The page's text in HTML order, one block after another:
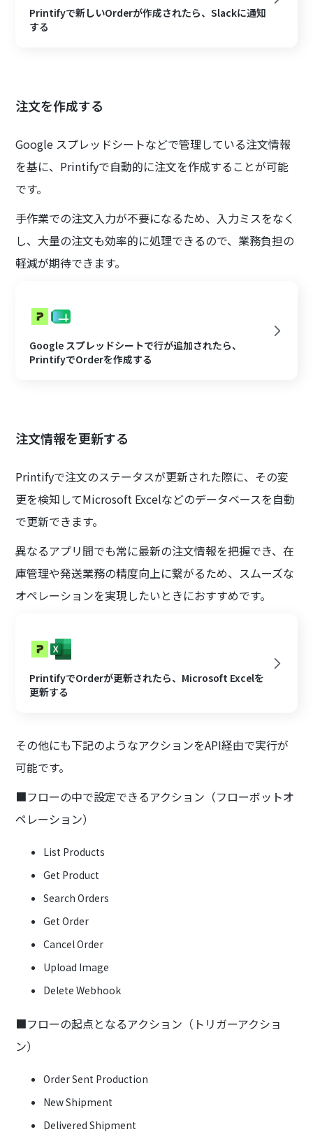
Printifyで新しいOrderが作成されたら、Slackに通知
する
注文を作成する
Google スプレッドシートなどで管理している注文情報
を基に、Printifyで自動的に注文を作成することが可能
です。
手作業での注文入力が不要になるため、入力ミスをなく
し、大量の注文も効率的に処理できるので、業務負担の
軽減が期待できます。
Google スプレッドシートで行が追加されたら、
PrintifyでOrderを作成する
注文情報を更新する
Printifyで注文のステータスが更新された際に、その変
更を検知してMicrosoft Excelなどのデータベースを自動
で更新できます。
異なるアプリ間でも常に最新の注文情報を把握でき、在
庫管理や発送業務の精度向上に繋がるため、スムーズな
オペレーションを実現したいときにおすすめです。
PrintifyでOrderが更新されたら、Microsoft Excelを
更新する
その他にも下記のようなアクションをAPI経由で実行が
可能です。
■フローの中で設定できるアクション（フローボットオ
ペレーション）
List Products
Get Product
Search Orders
Get Order
Cancel Order
Upload Image
Delete Webhook
■フローの起点となるアクション（トリガーアクショ
ン）
Order Sent Production
New Shipment
Delivered Shipment